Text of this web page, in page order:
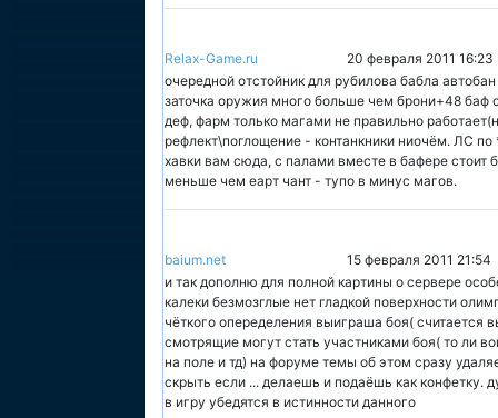
Relax-Game.ru
20 февраля 2011 16:23
очередной отстойник для рубилова бабла
заточка оружия много больше чем брони+48
деф, фарм только магами не правильно
рефлект\поглощение - контанкники ниочём. ЛС
хавки вам сюда, с палами вместе в бафере стоит
меньше чем еарт чант - тупо в минус магов.
baium.net
15 февраля 2011 21:54
и так дополню для полной картины о сервере
калеки безмозглые нет гладкой поверхности
чёткого опеределения выиграша боя( считается
смотрящие могут стать участниками боя( то ли
на поле и тд) на форуме темы об этом сразу
скрыть если ... делаешь и подаёшь как конфетку.
в игру убедятся в истинности данного